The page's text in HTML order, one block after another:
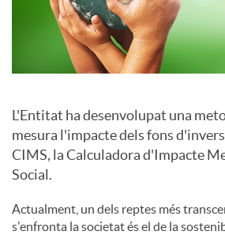
s
L'Entitat ha desenvolupat una
mesura l'impacte dels fons
CIMS, la Calculadora d'Impacte
Social.
Actualment, un dels reptes més
s'enfronta la societat és el de la